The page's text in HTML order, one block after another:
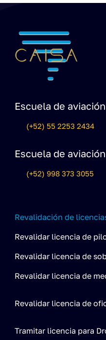
Escuela de
(+52) 55 2253 2434
Escuela de
(+52) 998 373 3055
Revalidación de
Revalidar licencia de
Revalidar licencia de
Revalidar licencia de
Revalidar licencia de
Tramitar licencia para